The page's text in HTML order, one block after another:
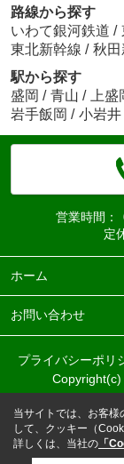
路線から探す
いわて銀河鉄道 /
東北新幹線 / 秋田
駅から探す
盛岡 / 青山 / 上盛
岩手飯岡 / 小岩井
営業時間：
定
ホーム
お問い合わせ
プライバシーポリ
当サイトでは、お客様
して、クッキー（
詳しくは、当社の 「